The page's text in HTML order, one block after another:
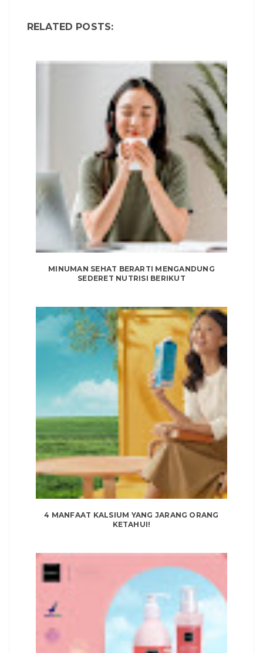
RELATED POSTS:
MINUMAN SEHAT BERARTI MENGANDUNG
SEDERET NUTRISI BERIKUT
4 MANFAAT KALSIUM YANG JARANG ORANG
KETAHUI!